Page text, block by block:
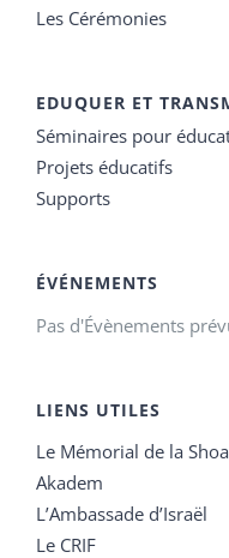
Les Cérémonies
EDUQUER ET
Séminaires pour
Projets éducatifs
Supports
ÉVÉNEMENTS
Pas d'Évènements
LIENS UTILES
Le Mémorial de la
Akadem
L’Ambassade d’Israël
Le CRIF